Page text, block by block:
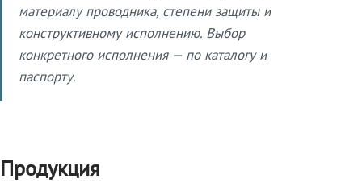
материалу проводника, степени защиты и
конструктивному исполнению. Выбор
конкретного исполнения — по каталогу и
паспорту.
Продукция